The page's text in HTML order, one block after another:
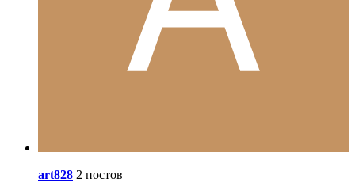
art828 2 постов